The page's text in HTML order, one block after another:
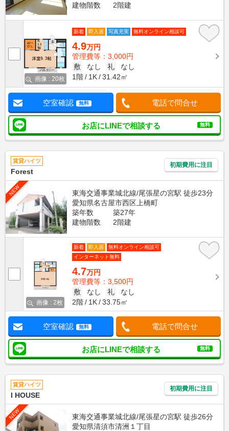
建物階数
2階建
画像 : 20枚
新着 即入居 写真充実 無料オンライン相談可
4.9万円
管理費等：3,000円
敷
なし 礼
なし
1階
1K 31.42㎡
空室確認 無料 電話で問合せ
お店にLINEで相談する 無料
賃貸ハイツ
Forest
初期費用に注目
NEW
東海交通事業城北線/尾張星の宮駅 徒歩23分
愛知県名古屋市西区上橋町
築年数
築27年
建物階数
2階建
画像 : 2枚
新着 即入居
無料オンライン相談可
インターネット無料
4.7万円
管理費等：3,500円
敷
なし 礼
なし
2階
1K 33.75㎡
空室確認 無料 電話で問合せ
お店にLINEで相談する 無料
賃貸ハイツ
I HOUSE
初期費用に注目
NEW
東海交通事業城北線/尾張星の宮駅 徒歩26分
愛知県清須市清洲１丁目